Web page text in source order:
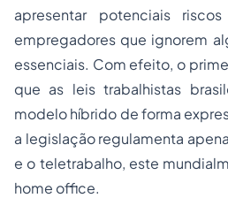
apresentar potenciais
empregadores que ignorem
essenciais. Com efeito, o
que as leis trabalhistas
modelo híbrido de forma
a legislação regulamenta
e o teletrabalho, este
home office.